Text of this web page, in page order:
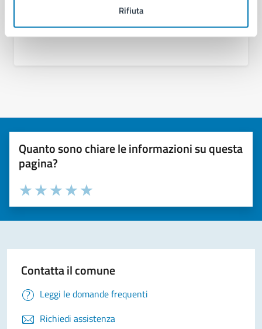
Rifiuta
Quanto sono chiare le informazioni su questa
pagina?
Valuta la chiarezza delle informazioni (da 1 a 5 stelle)
Seleziona il numero di stelle per valutare la chiarezza delle
Valuta 5 stelle su 5
Valuta 4 stelle su 5
Valuta 3 stelle su 5
Valuta 2 stelle su 5
Valuta 1 stelle su 5
Contatta il comune
Leggi le domande frequenti
Richiedi assistenza